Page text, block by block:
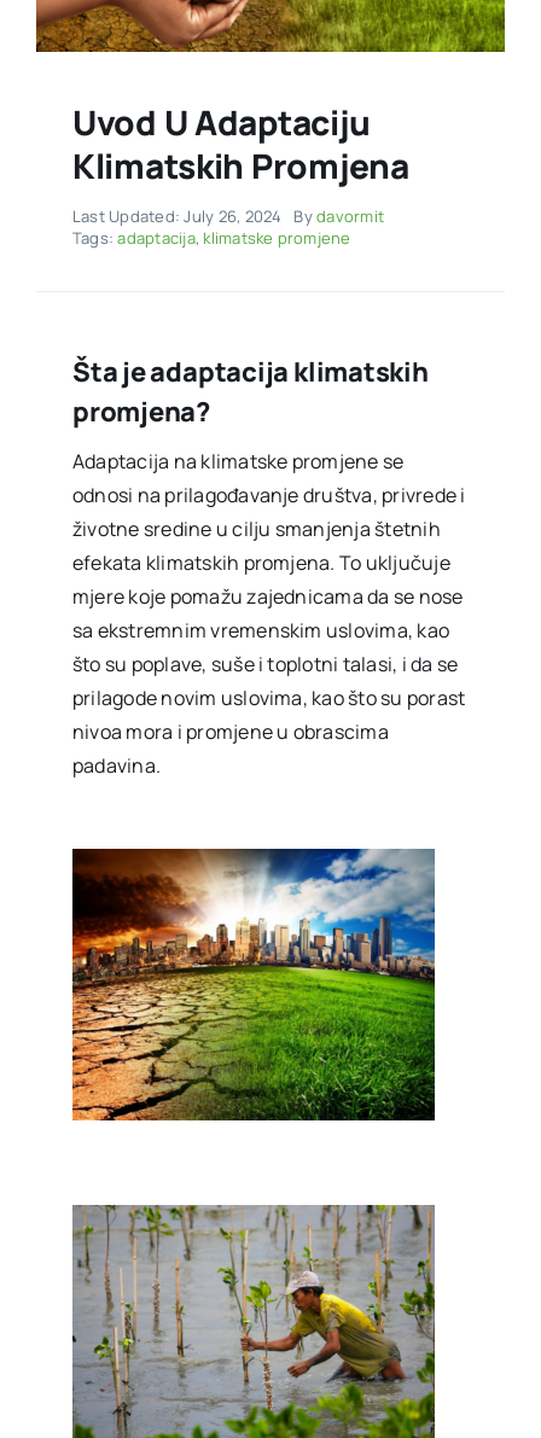
Uvod U Adaptaciju
Klimatskih Promjena
Last Updated: July 26, 2024 Bydavormit
Tags:adaptacija, klimatske promjene
Šta je adaptacija klimatskih
promjena?
Adaptacija na klimatske promjene se
odnosi na prilagođavanje društva, privrede i
životne sredine u cilju smanjenja štetnih
efekata klimatskih promjena. To uključuje
mjere koje pomažu zajednicama da se nose
sa ekstremnim vremenskim uslovima, kao
što su poplave, suše i toplotni talasi, i da se
prilagode novim uslovima, kao što su porast
nivoa mora i promjene u obrascima
padavina.